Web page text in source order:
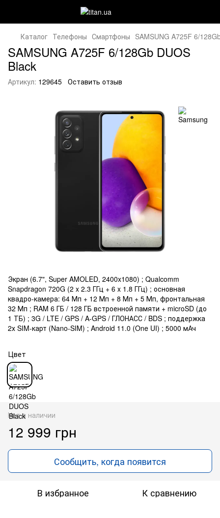
Каталог Телефоны Смартфоны SAMSUNG A725F 6/
SAMSUNG A725F 6/128Gb DUOS
Black
Артикул: 129645 Оставить отзыв
Экран (6.7", Super AMOLED, 2400x1080) ; Qualcomm
Snapdragon 720G (2 x 2.3 ГГц + 6 x 1.8 ГГц) ; основная
квадро-камера: 64 Мп + 12 Мп + 8 Мп + 5 Мп, фронтальная
32 Мп ; RAM 6 ГБ / 128 ГБ встроенной памяти + microSD (до
1 ТБ) ; 3G / LTE / GPS / A-GPS / ГЛОНАСС / BDS ; поддержка
2х SIM-карт (Nano-SIM) ; Android 11.0 (One UI) ; 5000 мАч
Цвет
Нет в наличии
12 999 грн
Сообщить, когда появится
В избранное К сравнению